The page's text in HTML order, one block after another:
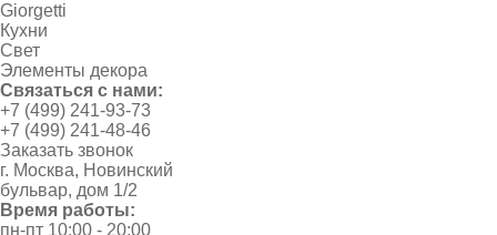
Giorgetti
Кухни
Свет
Элементы декора
Связаться с нами:
+7 (499) 241-93-73
+7 (499) 241-48-46
Заказать звонок
г. Москва, Новинский
бульвар, дом 1/2
Время работы:
пн-пт 10:00 - 20:00